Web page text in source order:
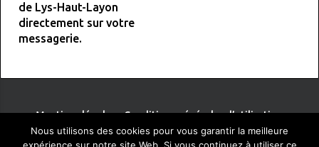
de Lys-Haut-Layon
directement sur votre
messagerie.
Mentions légales-Conditions générales d’utilisation
Nous utilisons des cookies pour vous garantir la meilleure